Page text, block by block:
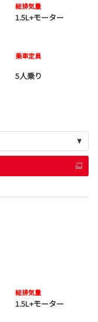
総排気量
1.5L+モーター
乗車定員
5人乗り
総排気量
1.5L+モーター